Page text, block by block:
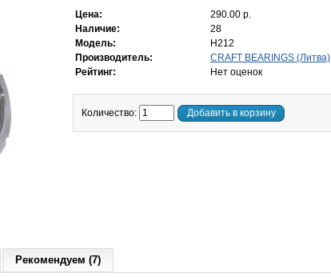
Цена:
290.00 р.
Наличие:
28
Модель:
H212
Производитель:
CRAFT BEARINGS (Литва)
Рейтинг:
Нет оценок
Количество: Добавить в корзину
Рекомендуем (7)